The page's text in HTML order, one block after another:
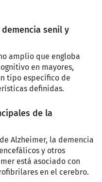
senil y
amplio que engloba
en mayores,
tipo específico de
definidas.
de la
Alzheimer, la demencia
y otros
está asociado con
en el cerebro.